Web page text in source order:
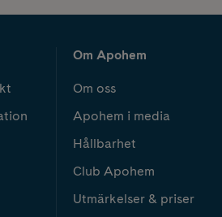
Om Apohem
Om oss
Apohem i media
Hållbarhet
Club Apohem
Utmärkelser & priser